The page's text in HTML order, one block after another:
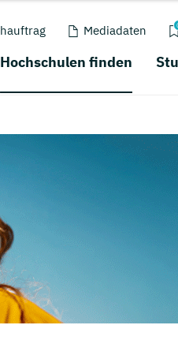
Mediadaten
Hochschulen finden